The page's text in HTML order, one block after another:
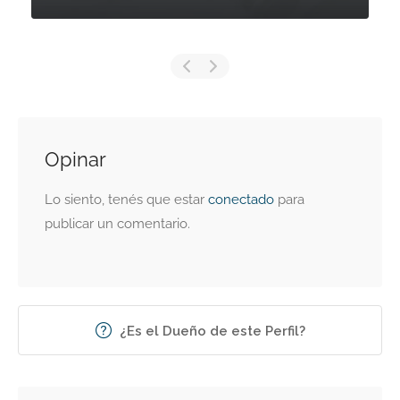
Opinar
Lo siento, tenés que estar conectado para
publicar un comentario.
¿Es el Dueño de este Perfil?